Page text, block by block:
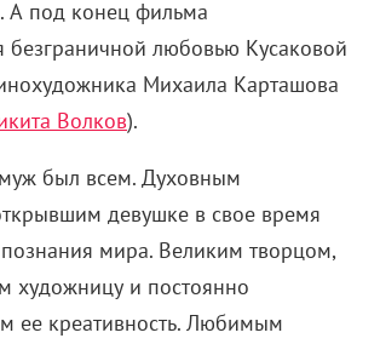
А под конец фильма
безграничной любовью Кусаковой
Михаила Карташова
Волков).
был всем. Духовным
девушке в свое время
мира. Великим творцом,
художницу и постоянно
ее креативность. Любимым